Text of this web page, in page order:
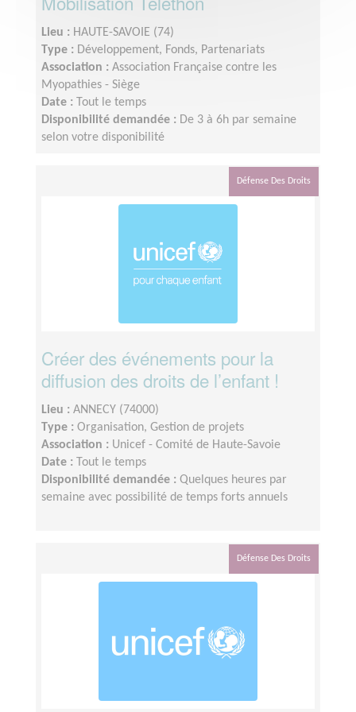
Lieu : HAUTE-SAVOIE (74)
Type : Développement, Fonds, Partenariats
Association : Association Française contre les
Myopathies - Siège
Date :
Tout le temps
Disponibilité demandée : De 3 à 6h par semaine
selon votre disponibilité
Défense Des Droits
Créer des événements pour la
diffusion des droits de l’enfant !
Lieu : ANNECY (74000)
Type : Organisation, Gestion de projets
Association : Unicef - Comité de Haute-Savoie
Date :
Tout le temps
Disponibilité demandée : Quelques heures par
semaine avec possibilité de temps forts annuels
Défense Des Droits